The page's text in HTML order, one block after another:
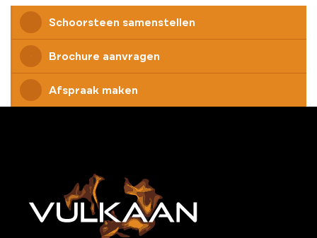
Schoorsteen samenstellen
Brochure aanvragen
Afspraak maken